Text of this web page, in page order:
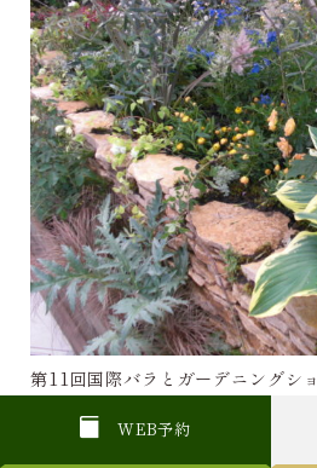
W EB予約
第11回国際バラとガーデニングシ